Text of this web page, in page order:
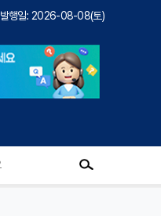
발행일: 2026-08-08(토)